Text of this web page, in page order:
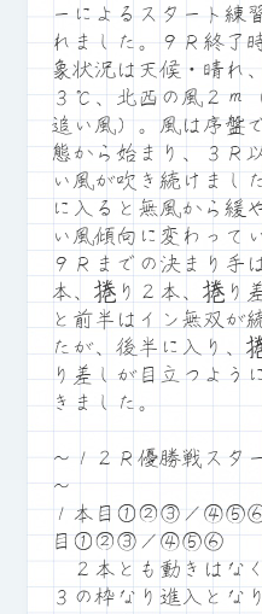
ーによるスタート練
れました。９Ｒ終了
象状況は天候・晴れ
３℃、北西の風２ｍ
追い風）。風は序盤
態から始まり、３Ｒ
い風が吹き続けまし
に入ると無風から緩
い風傾向に変わって
９Ｒまでの決まり手
本、捲り２本、捲り
と前半はイン無双が
たが、後半に入り、
り差しが目立つよう
きました。
～１２Ｒ優勝戦スタ
～
１本目①②③／④⑤⑥
目①②③／④⑤⑥
２本とも動きはな
３の枠なり進入とな